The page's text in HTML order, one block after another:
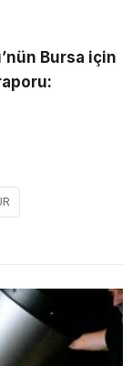
Bursa için